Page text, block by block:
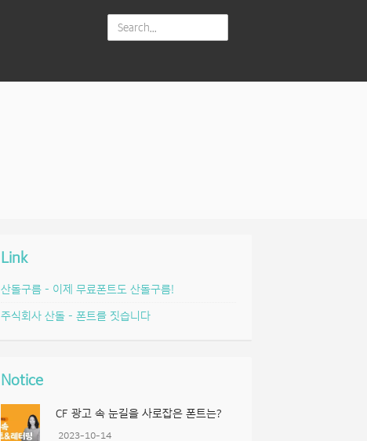
Link
산돌구름 – 이제 무료폰트도 산돌구름!
주식회사 산돌 – 폰트를 짓습니다
Notice
CF 광고 속 눈길을 사로잡은 폰트는?
2023-10-14